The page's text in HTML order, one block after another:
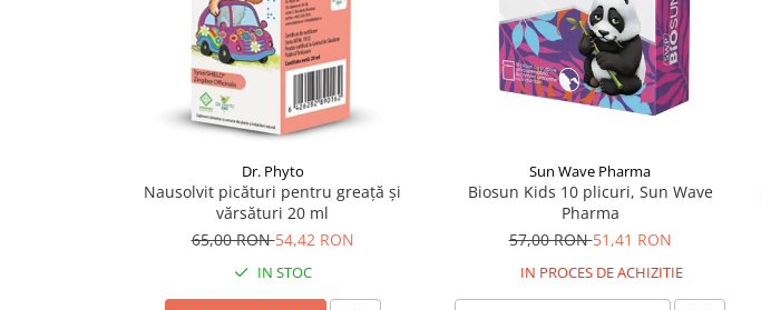
Tincturi si Gemoderivate
Vitamine si minerale
Dr. Phyto
Nausolvit picături pentru greață și
vărsături 20 ml
65,00 RON54,42 RON
IN STOC
Sun Wave Pharma
Biosun Kids 10 plicuri, Sun Wave
Pharma
57,00 RON51,41 RON
IN PROCES DE ACHIZITIE